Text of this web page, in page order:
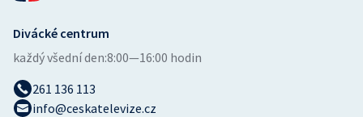
Divácké centrum
každý všední den:8:00—16:00 hodin
261 136 113
info@ceskatelevize.cz